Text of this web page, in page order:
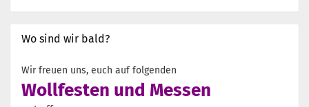
Wo sind wir bald?
Wir freuen uns, euch auf folgenden
Wollfesten und Messen